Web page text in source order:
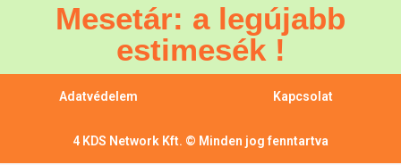
Mesetár: a legújabb
estimesék !
Adatvédelem Kapcsolat
4 KDS Network Kft. © Minden jog fenntartva